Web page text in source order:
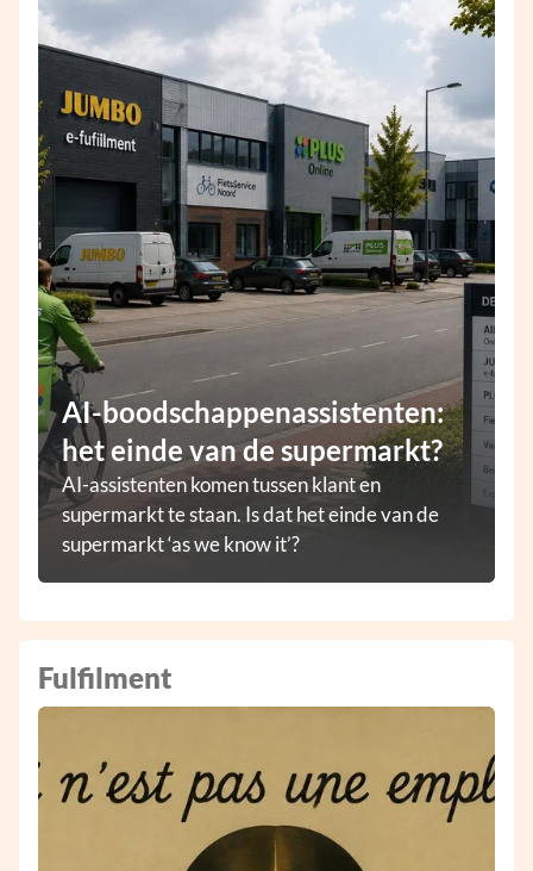
AI-boodschappenassistenten:
het einde van de supermarkt?
AI-assistenten komen tussen klant en
supermarkt te staan. Is dat het einde van de
supermarkt ‘as we know it’?
Fulfilment